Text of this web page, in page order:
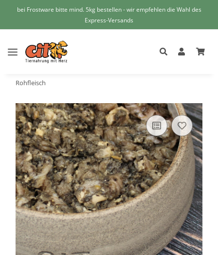
bei Frostware bitte mind. 5kg bestellen - wir empfehlen die Wahl des
Express-Versands
Rohfleisch